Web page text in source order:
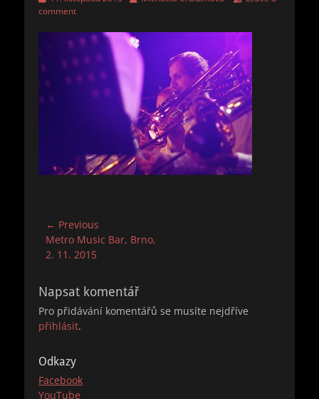
on
comment
Navigace
pro
příspěvek
← Previous
Previous
post:
Metro Music Bar, Brno,
2. 11. 2015
Napsat komentář
Pro přidávání komentářů se musíte nejdříve
přihlásit.
Odkazy
Facebook
YouTube